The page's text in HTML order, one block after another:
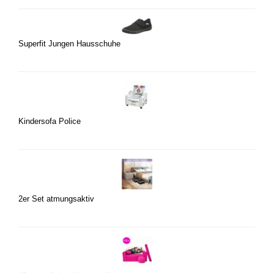
Superfit Jungen Hausschuhe
Kindersofa Police
2er Set atmungsaktiv